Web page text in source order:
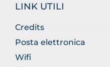
LINK UTILI
Credits
Posta elettronica
Wifi